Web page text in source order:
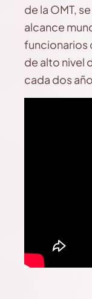
de la OMT,
alcance
funcionarios
de alto nivel
cada dos